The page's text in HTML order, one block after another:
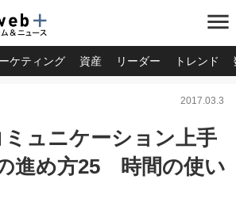
menu
ケティング 資産 リーダー トレンド
2017.03.3
ュニケーション上手
進め方25 時間の使い